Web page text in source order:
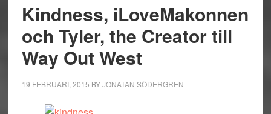
Kindness, iLoveMakonnen
och Tyler, the Creator till
Way Out West
19 FEBRUARI, 2015 BYJONATAN SÖDERGREN